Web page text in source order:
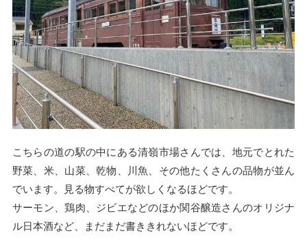
こちらの道の駅の中にある清嶺市場さんでは、地元でとれた
野菜、米、山菜、乾物、川魚、その他たくさんの品物が並ん
でいます。見る物すべてが欲しくなるほどです。
サーモン、鶏肉、ジビエなどのほか関谷醸造さんのオリジナ
ル日本酒など、まだまだ書ききれないほどです。